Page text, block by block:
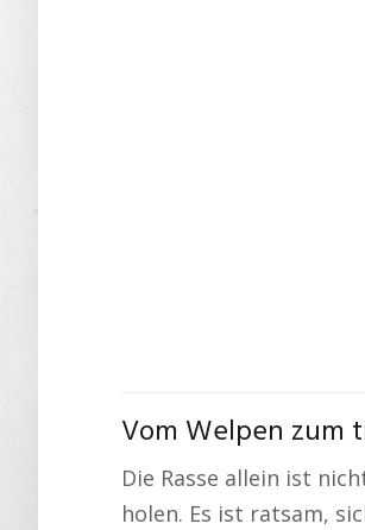
Vom Welpen zum
Die Rasse allein ist
holen. Es ist ratsam,